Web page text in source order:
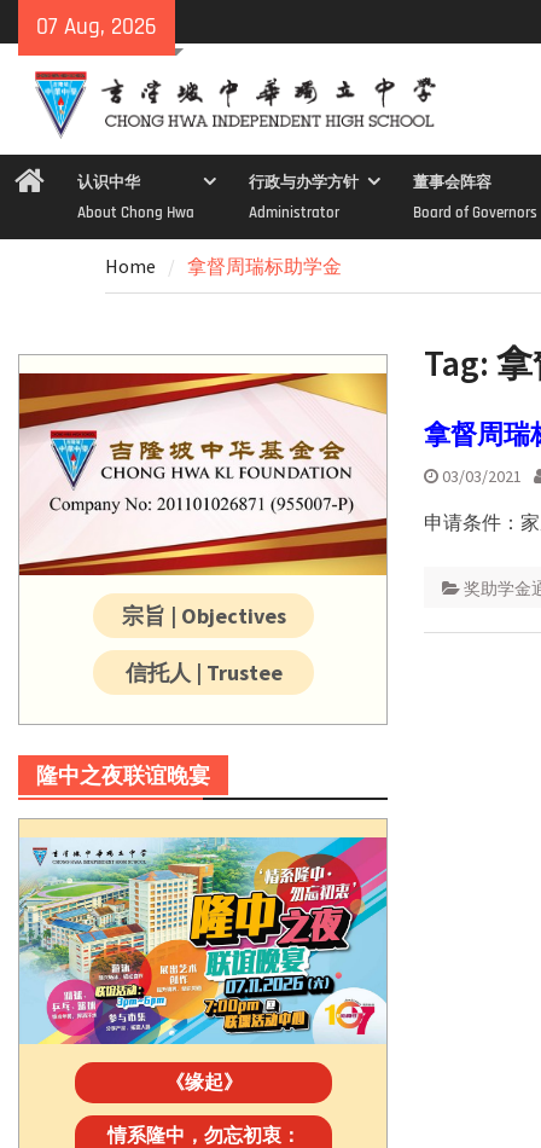
to
content
07 Aug, 2026
Home认识中华
About Chong Hwa
行政与办学方针
Administrator
董事会阵容
Board of Governors
Home 拿督周瑞标助学金
Tag:
拿督周瑞
03/03/2021
申请条件：
奖助学金
宗旨 | Objectives
信托人 | Trustee
隆中之夜联谊晚宴
《缘起》
情系隆中，勿忘初衷：